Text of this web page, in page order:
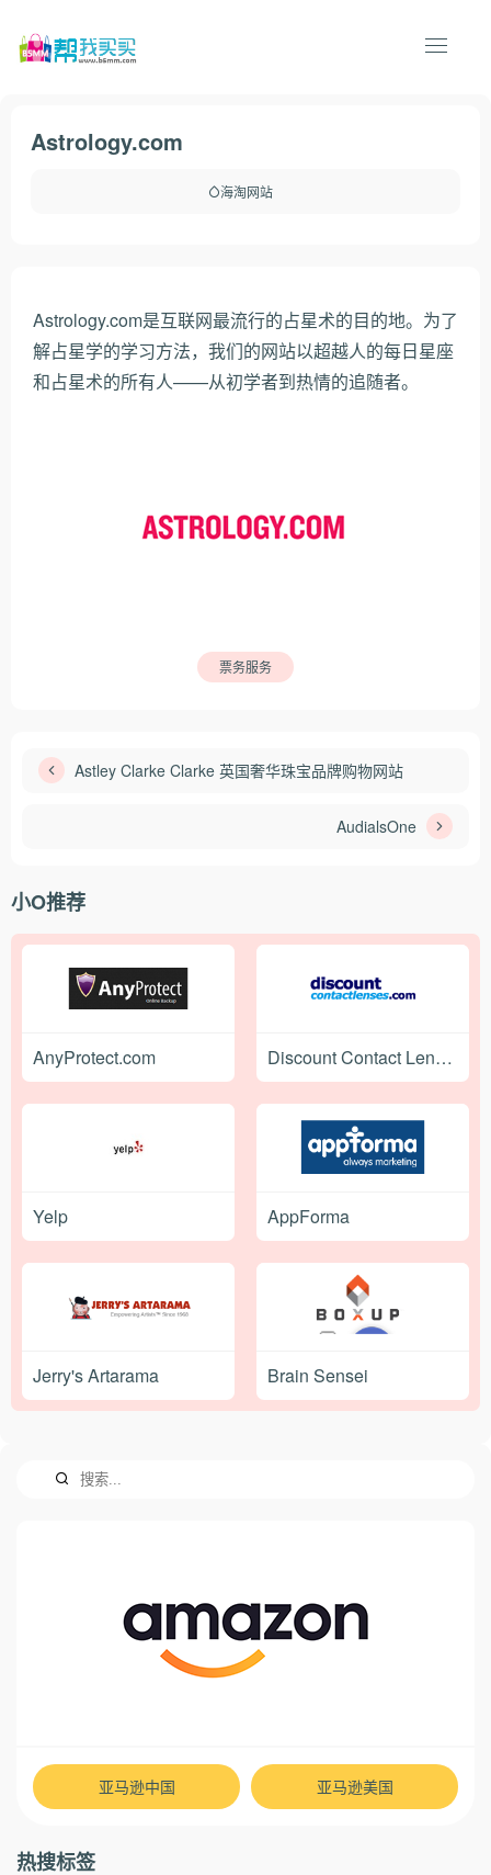
Astrology.com
海淘网站
Astrology.com是互联网最流行的占星术的目的地。为了
解占星学的学习方法，我们的网站以超越人的每日星座
和占星术的所有人——从初学者到热情的追随者。
票务服务
Astley Clarke Clarke 英国奢华珠宝品牌购物网站
AudialsOne
小O推荐
AnyProtect.com Discount Contact Lenses
Yelp AppForma
Jerry's Artarama Brain Sensei
亚马逊中国 亚马逊美国
热搜标签